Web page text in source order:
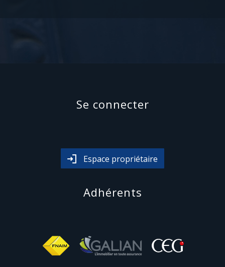
se connecter
Espace propriétaire
adhérents